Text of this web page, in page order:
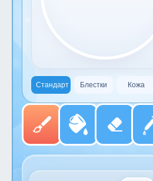
Стандарт Блестки Кожа